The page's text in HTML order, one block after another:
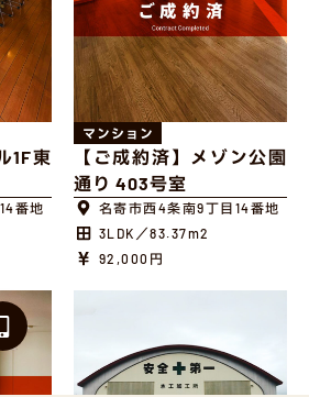
1F東
番地
マンション
【ご成約済】メゾン公園
通り 403号室
名寄市西4条南9丁目14番地
3LDK／83.37m2
92,000円